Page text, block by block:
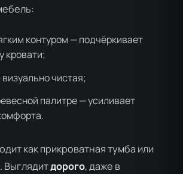
контуром — подчёркивает
кровати;
чистая;
палитре — усиливает
как прикроватная тумба или
Выглядитдорого, даже в